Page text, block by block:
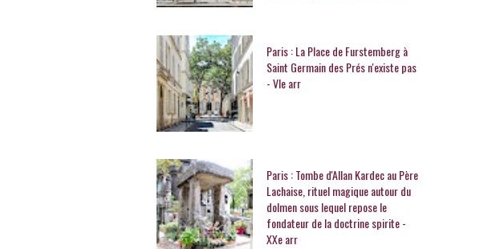
Paris : La Place de Furstemberg à
Saint Germain des Prés n'existe pas
- VIe arr
Paris : Tombe d'Allan Kardec au Père
Lachaise, rituel magique autour du
dolmen sous lequel repose le
fondateur de la doctrine spirite -
XXe arr